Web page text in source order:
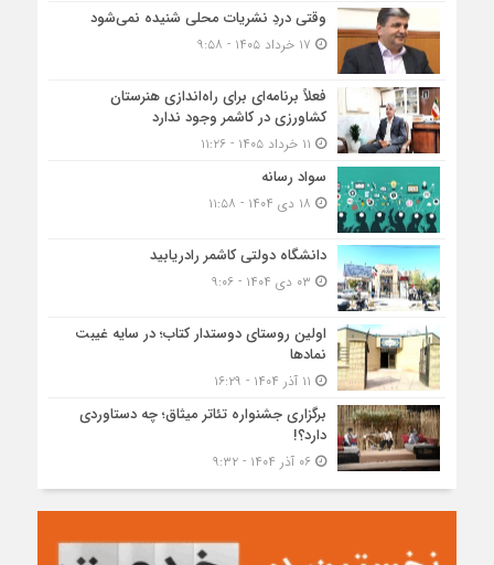
وقتی دردِ نشریات محلی شنیده نمی‌شود
فعلاً برنامه‌ای برای راه‌اندازی هنرستان
کشاورزی در کاشمر وجود ندارد
سواد رسانه
دانشگاه دولتی کاشمر‌ رادریابید
اولین روستای دوستدار کتاب؛ در سایه غیبت
نمادها
برگزاری جشنواره تئاتر میثاق؛ چه دستاوردی
دارد؟!
۰۶ آذر ۱۴۰۴ - ۹:۳۲